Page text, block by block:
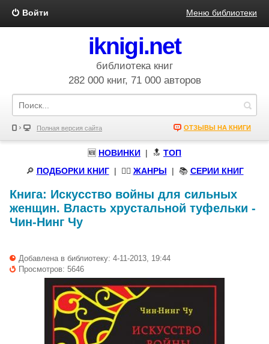
Войти Меню библиотеки
iknigi.net
библиотека книг
282 000 книг, 71 000 авторов
Полная версия сайта ОТЗЫВЫ НА КНИГИ
🆕 НОВИНКИ | 🔝 ТОП
🔎 ПОДБОРКИ КНИГ| 🧝‍♀️ ЖАНРЫ | 📚 СЕРИИ КНИГ
Книга: Искусство войны для сильных
женщин. Власть хрустальной туфельки -
Чин-Нинг Чу
Добавлена в библиотеку: 4-11-2013, 19:44
Просмотров: 5646